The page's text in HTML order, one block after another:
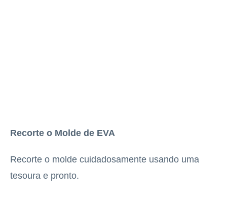
Recorte o Molde de EVA
Recorte o molde cuidadosamente usando uma
tesoura e pronto.